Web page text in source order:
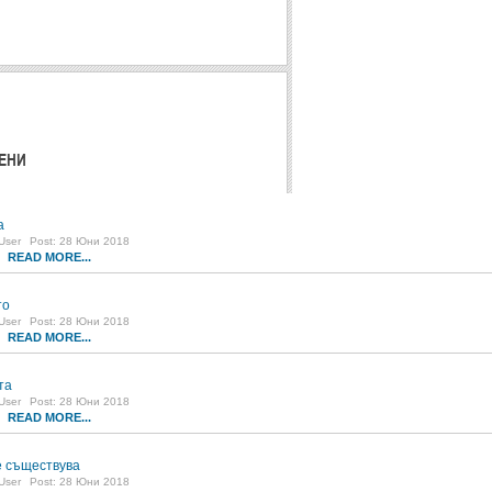
Post: 28 Юни 2018
READ MORE...
Post: 28 Юни 2018
READ MORE...
Post: 28 Юни 2018
READ MORE...
Post: 28 Юни 2018